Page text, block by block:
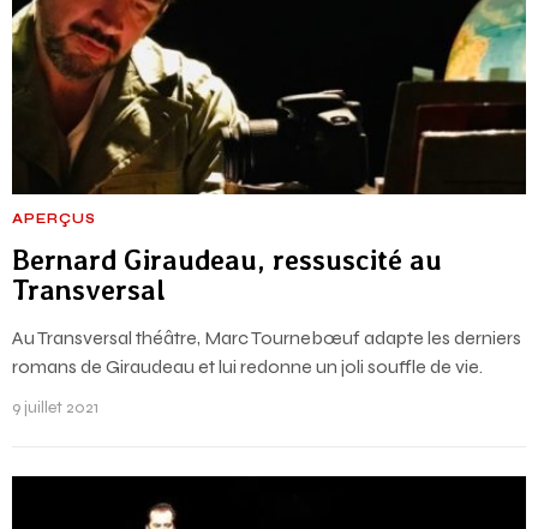
APERÇUS
Bernard Giraudeau, ressuscité au
Transversal
Au Transversal théâtre, Marc Tournebœuf adapte les derniers
romans de Giraudeau et lui redonne un joli souffle de vie.
9 juillet 2021